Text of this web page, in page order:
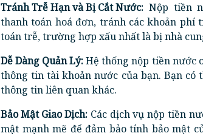
Tránh Trễ Hạn và Bị Cắt Nước: Nộp tiền
thanh toán hoá đơn, tránh các khoản
toán trễ, trường hợp xấu nhất là bị nhà
Dễ Dàng Quản Lý:Hệ thống nộp tiền nước
thông tin tài khoản nước của bạn. Bạn
thông tin liên quan khác.
Bảo Mật Giao Dịch: Các dịch vụ nộp tiền
mật mạnh mẽ để đảm bảo tính bảo mật